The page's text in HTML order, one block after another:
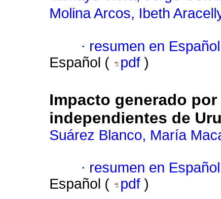
Molina Arcos, Ibeth
· resumen en Español
Español (
pdf )
Impacto generado
independientes de
Suárez Blanco, María
· resumen en Español
Español (
pdf )